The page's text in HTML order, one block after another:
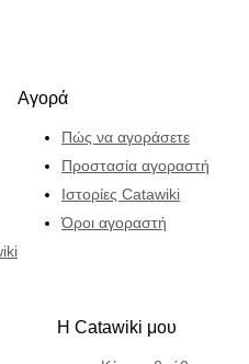
Αγορά
Πώς να αγοράσετε
Προστασία αγοραστή
Ιστορίες Catawiki
Όροι αγοραστή
Η Catawiki μου